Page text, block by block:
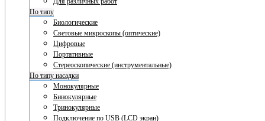
По типу
Биологические
Световые микроскопы (оптические)
Цифровые
Портативные
Стереоскопические (инструментальные)
По типу насадки
Монокулярные
Бинокулярные
Тринокулярные
Подключение по USB (LCD экран)